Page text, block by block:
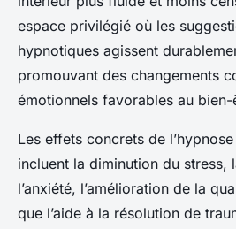
espace privilégié où les
hypnotiques agissent
promouvant des changements
émotionnels favorables au
Les effets concrets de
incluent la diminution du stress,
l’anxiété, l’amélioration de la
que l’aide à la résolution de